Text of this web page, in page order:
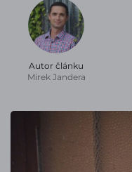
Autor článku
Mirek Jandera